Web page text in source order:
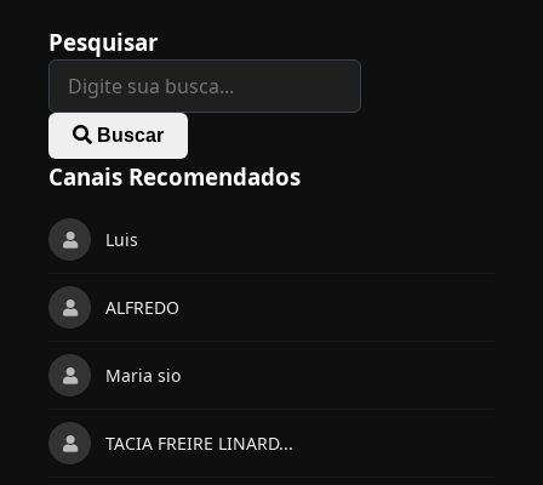
Pesquisar
Buscar
Canais Recomendados
Luis
ALFREDO
Maria sio
TACIA FREIRE LINARD...